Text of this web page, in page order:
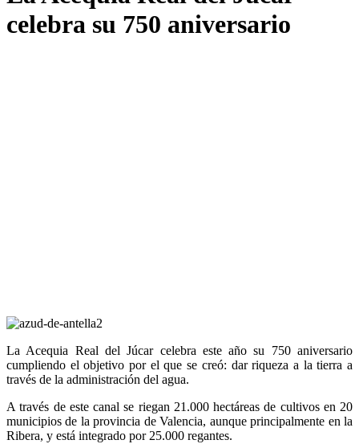
celebra su 750 aniversario
La Acequia Real del Júcar celebra este año su 750 aniversario
cumpliendo el objetivo por el que se creó: dar riqueza a la tierra a
través de la administración del agua.
A través de este canal se riegan 21.000 hectáreas de cultivos en 20
municipios de la provincia de Valencia, aunque principalmente en la
Ribera, y está integrado por 25.000 regantes.